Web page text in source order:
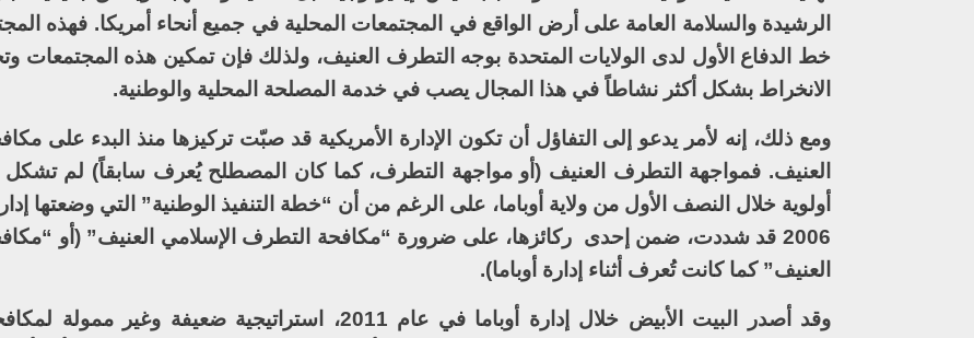
الرشيدة والسلامة العامة على أرض الواقع في المجتمعات المحلية في جميع أنحاء أمريكا. فهذه
خط الدفاع الأول لدى الولايات المتحدة بوجه التطرف العنيف، ولذلك فإن تمكين هذه المجتمعات
الانخراط بشكل أكثر نشاطاً في هذا المجال يصب في خدمة المصلحة المحلية والوطنية.
ومع ذلك، إنه لأمر يدعو إلى التفاؤل أن تكون الإدارة الأمريكية قد صبّت تركيزها منذ البدء على
العنيف. فمواجهة التطرف العنيف (أو مواجهة التطرف، كما كان المصطلح يُعرف سابقاً) لم
أولوية خلال النصف الأول من ولاية أوباما، على الرغم من أن “خطة التنفيذ الوطنية” التي وضعتها
2006 قد شددت، ضمن إحدى ركائزها، على ضرورة “مكافحة التطرف الإسلامي العنيف” (أو
العنيف” كما كانت تُعرف أثناء إدارة أوباما).
وقد أصدر البيت الأبيض خلال إدارة أوباما في عام 2011، استراتيجية ضعيفة